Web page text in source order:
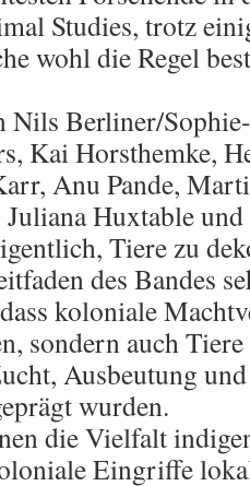
Studies, trotz
wohl die Regel
Nils Berliner/
Kai Horsthemke,
Anu Pande,
Huxtable
Tiere zu
des Bandes
koloniale
sondern auch
Ausbeutung
wurden.
die Vielfalt
Eingriffe